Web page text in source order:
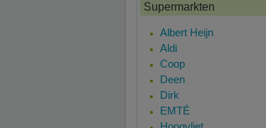
Supermarkten
Albert Heijn
Aldi
Coop
Deen
Dirk
EMTÉ